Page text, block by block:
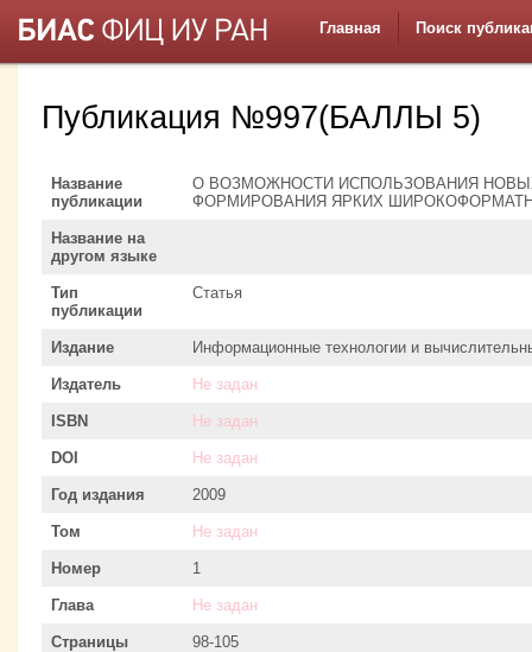
Главная Поиск
Публикация №997(БАЛЛЫ 5)
Название
публикации
О ВОЗМОЖНОСТИ ИСПОЛЬЗОВАНИЯ
ФОРМИРОВАНИЯ ЯРКИХ
Название на
другом языке
Тип
публикации
Статья
Издание Информационные технологии и
Издатель Не задан
ISBN Не задан
DOI Не задан
Год издания 2009
Том Не задан
Номер 1
Глава Не задан
Страницы 98-105